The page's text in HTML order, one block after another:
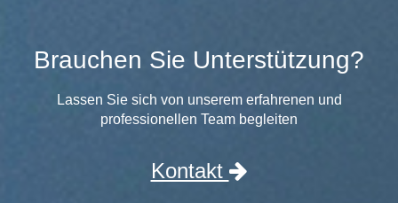
Brauchen Sie Unterstützung?
Lassen Sie sich von unserem erfahrenen und
professionellen Team begleiten
Kontakt